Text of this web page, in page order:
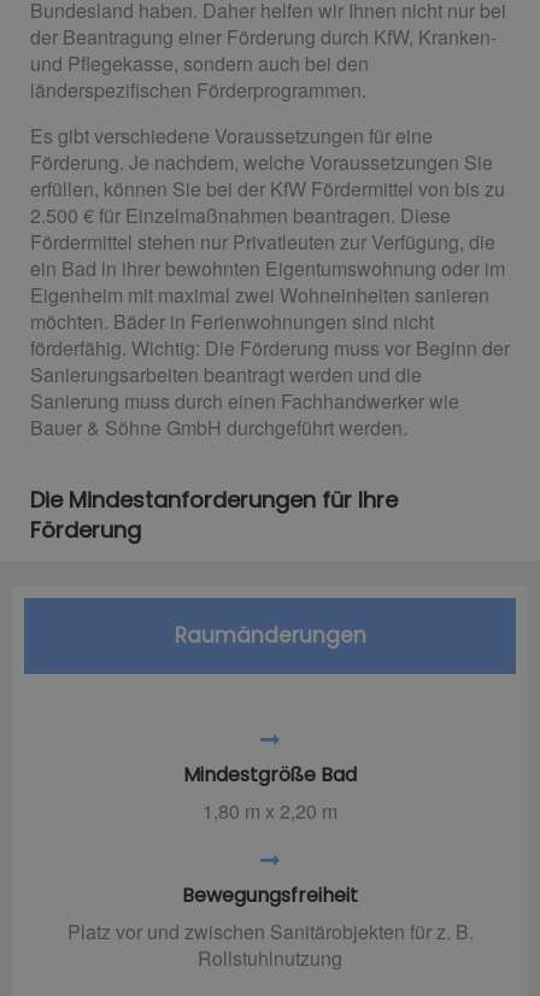
Bundesland haben. Daher helfen wir Ihnen nicht nur bei
der Beantragung einer Förderung durch KfW, Kranken-
und Pflegekasse, sondern auch bei den
länderspezifischen Förderprogrammen.
Es gibt verschiedene Voraussetzungen für eine
Förderung. Je nachdem, welche Voraussetzungen Sie
erfüllen, können Sie bei der KfW Fördermittel von bis zu
2.500 € für Einzelmaßnahmen beantragen. Diese
Fördermittel stehen nur Privatleuten zur Verfügung, die
ein Bad in ihrer bewohnten Eigentumswohnung oder im
Eigenheim mit maximal zwei Wohneinheiten sanieren
möchten. Bäder in Ferienwohnungen sind nicht
förderfähig. Wichtig: Die Förderung muss vor Beginn der
Sanierungsarbeiten beantragt werden und die
Sanierung muss durch einen Fachhandwerker wie
Bauer & Söhne GmbH durchgeführt werden.
Die Mindestanforderungen für Ihre
Förderung
Raumänderungen
Mindestgröße Bad
1,80 m x 2,20 m
Bewegungsfreiheit
Platz vor und zwischen Sanitärobjekten für z. B.
Rollstuhlnutzung